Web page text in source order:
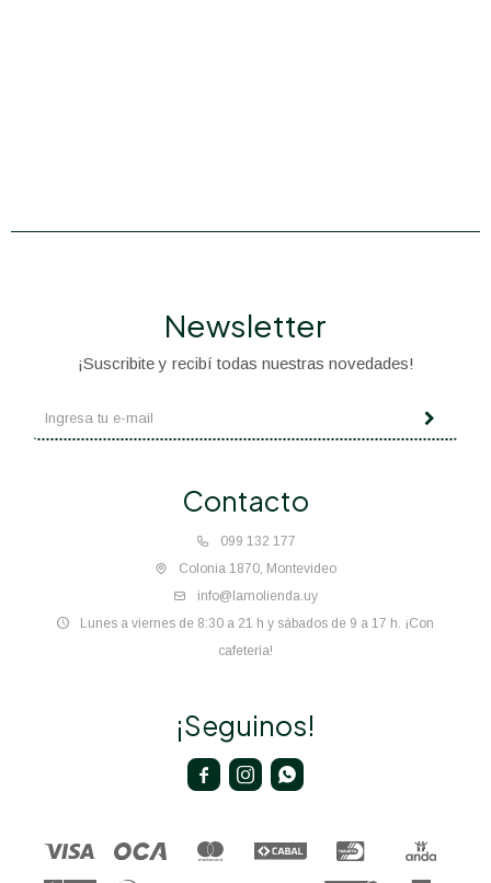
Contacto
099 132 177
Colonia 1870, Montevideo
info@lamolienda.uy
Lunes a viernes de 8:30 a 21 h y sábados de 9 a 17 h. ¡Con
cafetería!
Newsletter
¡Suscribite y recibí todas nuestras novedades!
¡Seguinos!
  